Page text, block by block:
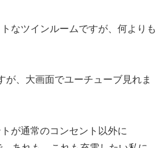
なツインルームですが、何よりも
が、大画面でユーチューブ見れま
が通常のコンセント以外に